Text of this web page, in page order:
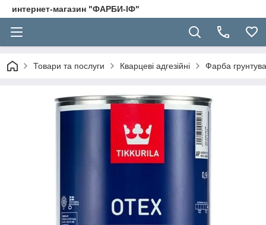
интернет-магазин "ФАРБИ-ІФ"
Товари та послуги Кварцеві адгезійні Фарба